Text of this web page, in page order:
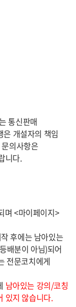
통신판매
개설자의 책임
의사항은
니다.
며 <마이페이지>
후에는 남아있는
배분이 아님)되어
전문코치에게
남아있는 강의/코칭
있지 않습니다.